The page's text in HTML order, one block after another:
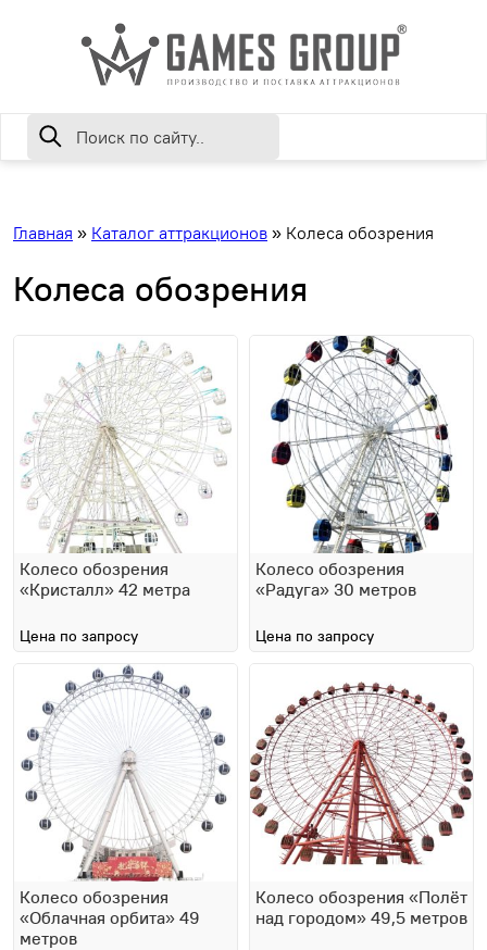
Главная » Каталог аттракционов » Колеса обозрения
Колеса обозрения
Колесо обозрения
«Кристалл» 42 метра
Цена по запросу
Колесо обозрения
«Радуга» 30 метров
Цена по запросу
Колесо обозрения
«Облачная орбита» 49
метров
Колесо обозрения «Полёт
над городом» 49,5 метров